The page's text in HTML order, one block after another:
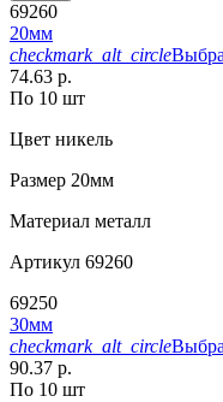
69260
20мм
checkmark_alt_circle
74.63 р.
По 10 шт
Цвет никель
Размер 20мм
Материал металл
Артикул 69260
69250
30мм
checkmark_alt_circle
90.37 р.
По 10 шт